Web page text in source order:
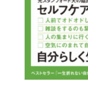
り、人生をより良い
神戸市 / 30代 / 男性
人に好かれなければ
理解できました。ま
スキルをマスターす